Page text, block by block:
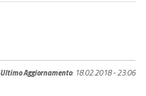
Ultimo Aggiornamento: 18.02.2018 - 23:06